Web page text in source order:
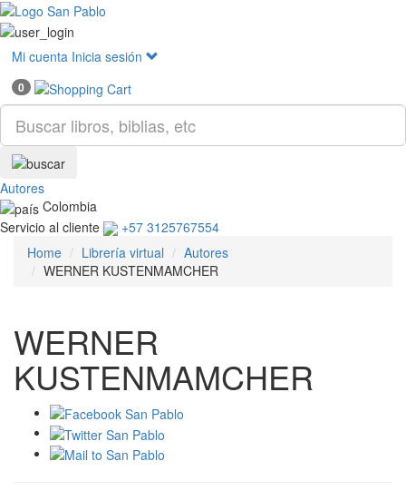
Mi cuenta Inicia sesión
0
Autores
Colombia
Servicio al cliente
+57 3125767554
Home
Librería virtual
Autores
WERNER KUSTENMAMCHER
WERNER
KUSTENMAMCHER